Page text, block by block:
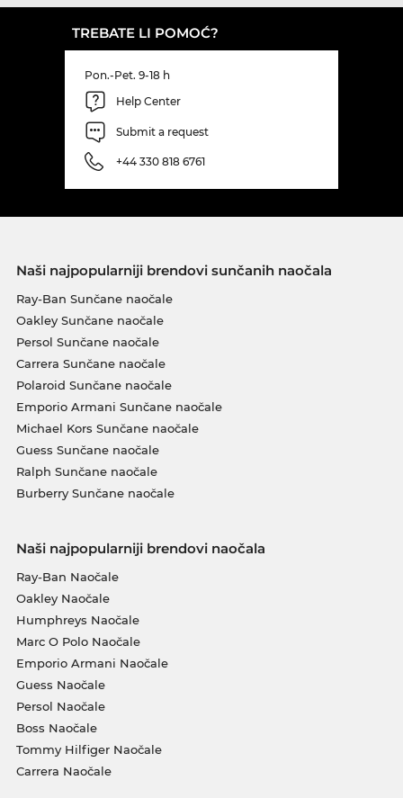
TREBATE LI POMOĆ?
Pon.-Pet. 9-18 h
Help Center
Submit a request
+44 330 818 6761
Naši najpopularniji brendovi sunčanih naočala
Ray-Ban Sunčane naočale
Oakley Sunčane naočale
Persol Sunčane naočale
Carrera Sunčane naočale
Polaroid Sunčane naočale
Emporio Armani Sunčane naočale
Michael Kors Sunčane naočale
Guess Sunčane naočale
Ralph Sunčane naočale
Burberry Sunčane naočale
Naši najpopularniji brendovi naočala
Ray-Ban Naočale
Oakley Naočale
Humphreys Naočale
Marc O Polo Naočale
Emporio Armani Naočale
Guess Naočale
Persol Naočale
Boss Naočale
Tommy Hilfiger Naočale
Carrera Naočale